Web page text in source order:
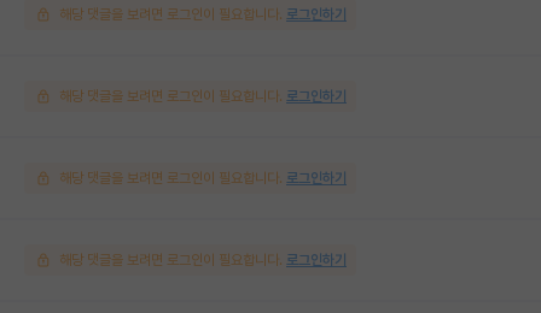
해당 댓글을 보려면 로그인이 필요합니다. 로그인하기
해당 댓글을 보려면 로그인이 필요합니다. 로그인하기
해당 댓글을 보려면 로그인이 필요합니다. 로그인하기
해당 댓글을 보려면 로그인이 필요합니다. 로그인하기